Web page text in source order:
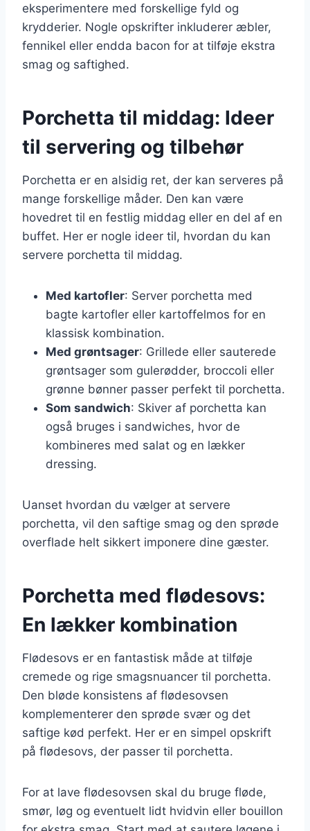
eksperimentere med forskellige fyld og
krydderier. Nogle opskrifter inkluderer æbler,
fennikel eller endda bacon for at tilføje ekstra
smag og saftighed.
Porchetta til middag: Ideer
til servering og tilbehør
Porchetta er en alsidig ret, der kan serveres på
mange forskellige måder. Den kan være
hovedret til en festlig middag eller en del af en
buffet. Her er nogle ideer til, hvordan du kan
servere porchetta til middag.
Med kartofler: Server porchetta med
bagte kartofler eller kartoffelmos for en
klassisk kombination.
Med grøntsager: Grillede eller sauterede
grøntsager som gulerødder, broccoli eller
grønne bønner passer perfekt til porchetta.
Som sandwich: Skiver af porchetta kan
også bruges i sandwiches, hvor de
kombineres med salat og en lækker
dressing.
Uanset hvordan du vælger at servere
porchetta, vil den saftige smag og den sprøde
overflade helt sikkert imponere dine gæster.
Porchetta med flødesovs:
En lækker kombination
Flødesovs er en fantastisk måde at tilføje
cremede og rige smagsnuancer til porchetta.
Den bløde konsistens af flødesovsen
komplementerer den sprøde svær og det
saftige kød perfekt. Her er en simpel opskrift
på flødesovs, der passer til porchetta.
For at lave flødesovsen skal du bruge fløde,
smør, løg og eventuelt lidt hvidvin eller bouillon